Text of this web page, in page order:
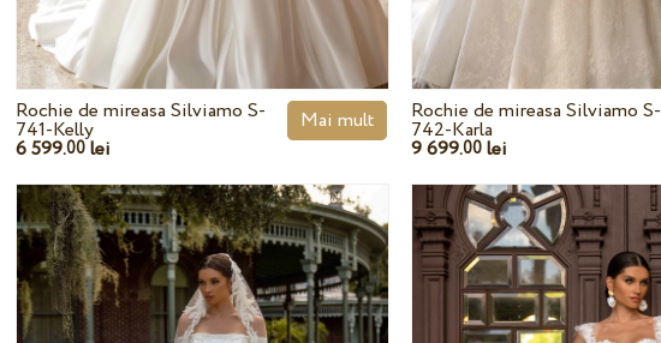
Rochie de mireasa Silviamo S-
741-Kelly
6 599.00 lei
Mai mult Rochie de mireasa Silviamo S-
742-Karla
9 699.00 lei